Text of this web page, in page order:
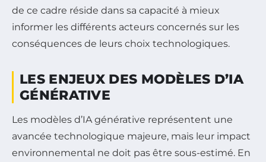
de ce cadre réside dans sa capacité à mieux
informer les différents acteurs concernés sur les
conséquences de leurs choix technologiques.
LES ENJEUX DES MODÈLES D’IA
GÉNÉRATIVE
Les modèles d’IA générative représentent une
avancée technologique majeure, mais leur impact
environnemental ne doit pas être sous-estimé. En